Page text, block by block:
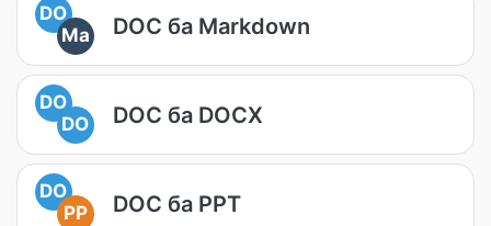
DO
Ma
DOC ба Markdown
DO
DO
DOC ба DOCX
DO
PP
DOC ба PPT